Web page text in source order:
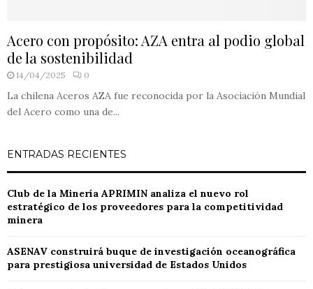
Acero con propósito: AZA entra al podio global
de la sostenibilidad
14/04/2025 0
La chilena Aceros AZA fue reconocida por la Asociación Mundial
del Acero como una de...
ENTRADAS RECIENTES
Club de la Minería APRIMIN analiza el nuevo rol
estratégico de los proveedores para la competitividad
minera
ASENAV construirá buque de investigación oceanográfica
para prestigiosa universidad de Estados Unidos